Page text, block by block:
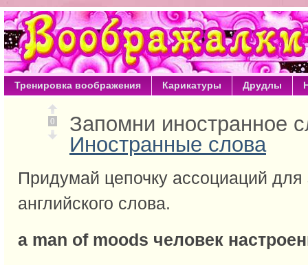
Тренировка воображения Карикатуры Друдлы
0
Запомни иностранное
Иностранные слова
Придумай цепочку ассоциаций
английского слова.
a man of moods человек